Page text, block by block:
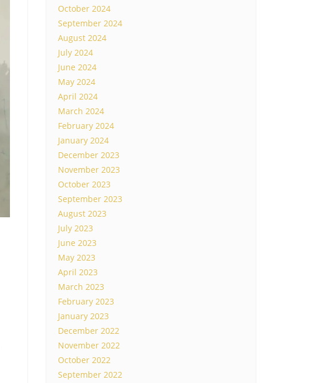
October 2024
September 2024
August 2024
July 2024
June 2024
May 2024
April 2024
March 2024
February 2024
January 2024
December 2023
November 2023
October 2023
September 2023
August 2023
July 2023
June 2023
May 2023
April 2023
March 2023
February 2023
January 2023
December 2022
November 2022
October 2022
September 2022